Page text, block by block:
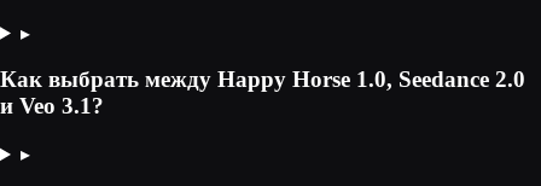
▸
Как выбрать между Happy Horse 1.0, Seedance 2.0
и Veo 3.1?
▸